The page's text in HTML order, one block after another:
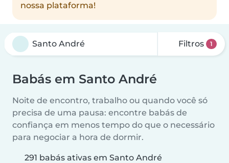
nossa plataforma!
Filtros 1
Babás em Santo André
Noite de encontro, trabalho ou quando você só
precisa de uma pausa: encontre babás de
confiança em menos tempo do que o necessário
para negociar a hora de dormir.
291 babás ativas em Santo André